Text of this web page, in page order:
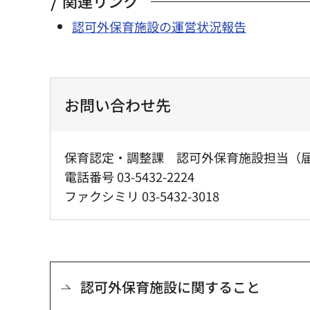
認可外保育施設の運営状況報告
お問い合わせ先
保育認定・調整課 認可外保育施設担当（
電話番号 03-5432-2224
ファクシミリ 03-5432-3018
認可外保育施設に関すること